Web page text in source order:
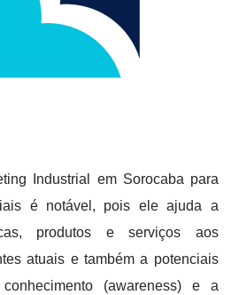
Industrial em Sorocaba para
é notável, pois ele ajuda a
produtos e serviços aos
atuais e também a potenciais
conhecimento (awareness) e a